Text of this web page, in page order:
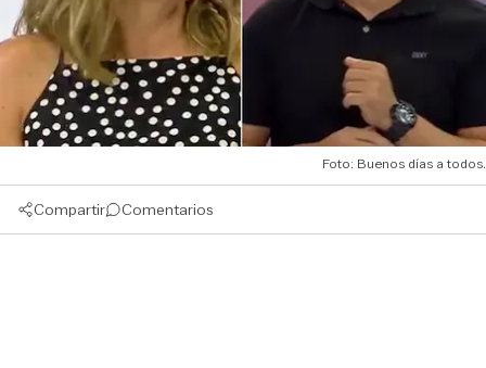
Foto: Buenos días a todos.
Compartir Comentarios